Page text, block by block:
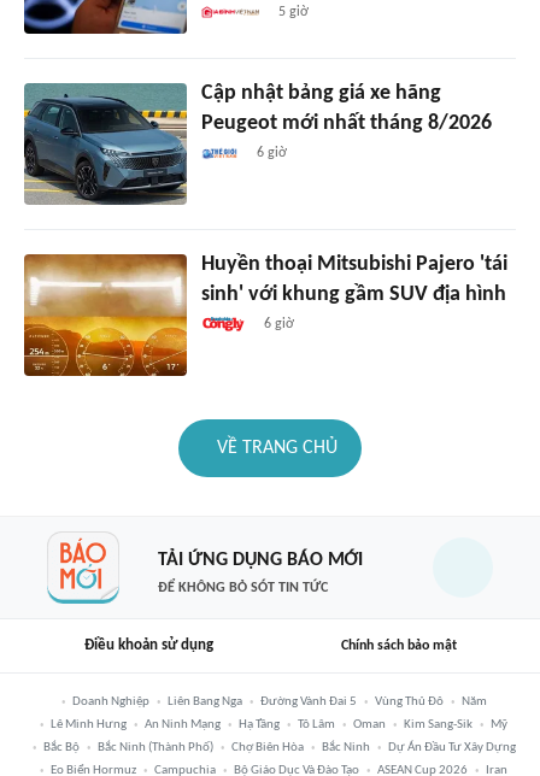
5 giờ
Cập nhật bảng giá xe hãng
Peugeot mới nhất tháng 8/2026
6 giờ
Huyền thoại Mitsubishi Pajero 'tái
sinh' với khung gầm SUV địa hình
6 giờ
VỀ TRANG CHỦ
TẢI ỨNG DỤNG BÁO MỚI
ĐỂ KHÔNG BỎ SÓT TIN TỨC
Điều khoản sử dụng Chính sách bảo mật
Doanh Nghiệp Liên Bang Nga Đường Vành Đai 5 Vùng Thủ Đô
Năm
Lê Minh Hưng
An Ninh Mạng Hạ Tầng Tô Lâm Oman Kim Sang-Sik
Mỹ
Bắc Bộ
Bắc Ninh (thành Phố) Chợ Biên Hòa Bắc Ninh
Dự Án Đầu Tư Xây Dựng
Eo Biển Hormuz
Campuchia Bộ Giáo Dục Và Đào Tạo ASEAN Cup 2026 Iran